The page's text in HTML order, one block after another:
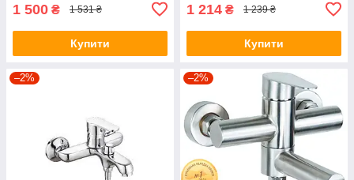
1 500 ₴ 1 531 ₴
Купити
1 214 ₴ 1 239 ₴
Купити
–2% –2%